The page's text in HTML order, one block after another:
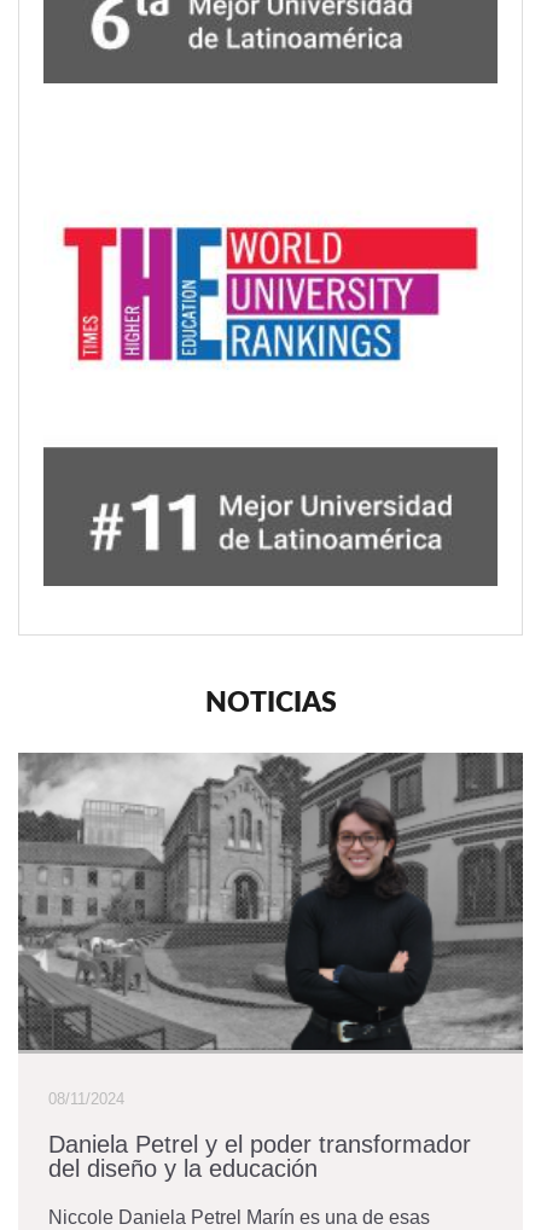
NOTICIAS
08/11/2024
Daniela Petrel y el poder transformador
del diseño y la educación
Niccole Daniela Petrel Marín es una de esas